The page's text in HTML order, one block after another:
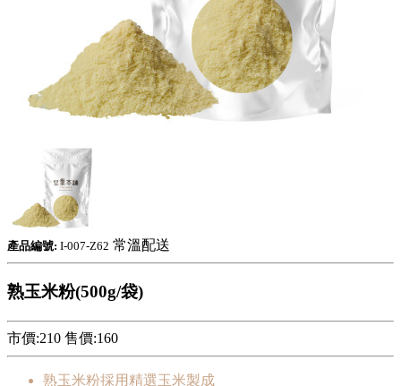
產品編號: I-007-Z62 常溫配送
熟玉米粉(500g/袋)
市價:210 售價:160
熟玉米粉採用精選玉米製成